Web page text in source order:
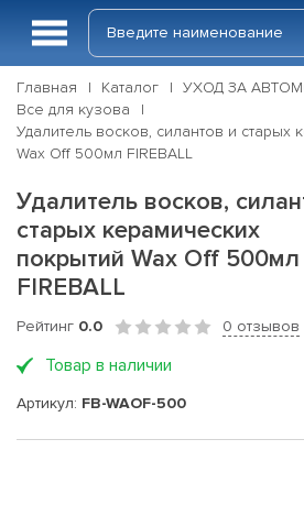
Главная Каталог
УХОД ЗА
Все для кузова
Удалитель восков, силантов и старых
Wax Off 500мл FIREBALL
Удалитель восков,
старых керамических
покрытий Wax Off 500мл
FIREBALL
Рейтинг 0.0 0 отзывов
Товар в наличии
Артикул: FB-WAOF-500